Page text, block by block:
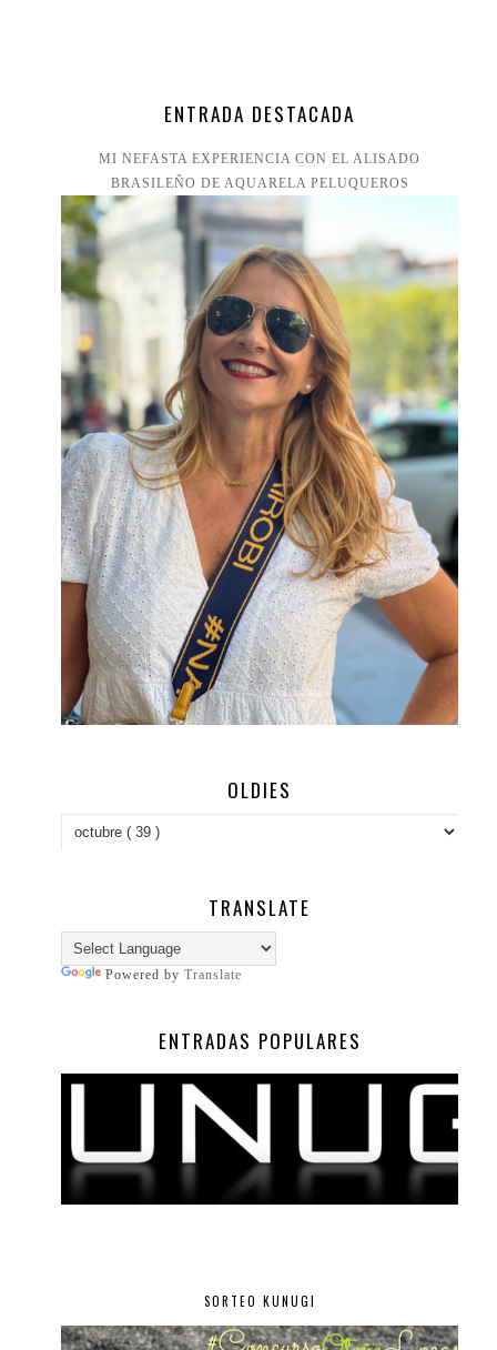
ENTRADA DESTACADA
MI NEFASTA EXPERIENCIA CON EL ALISADO
BRASILEÑO DE AQUARELA PELUQUEROS
OLDIES
TRANSLATE
Powered by Translate
ENTRADAS POPULARES
SORTEO KUNUGI